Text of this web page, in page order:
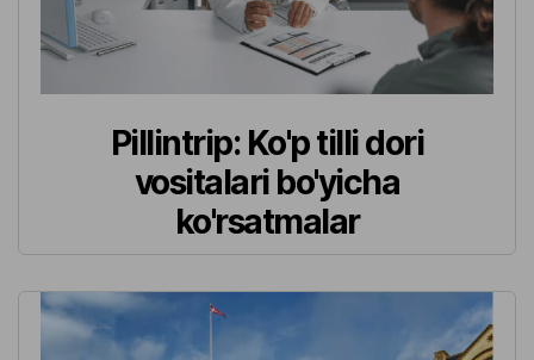
Pillintrip: Ko'p tilli dori
vositalari bo'yicha
ko'rsatmalar